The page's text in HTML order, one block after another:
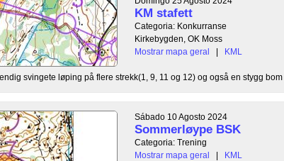
KM stafett
Categoria: Konkurranse
Kirkebygden, OK Moss
Mostrar mapa geral
| KML
svingete løping på flere strekk(1, 9, 11 og 12) og også en stygg bom
Sábado 10 Agosto 2024
Sommerløype BSK
Categoria: Trening
Mostrar mapa geral
| KML